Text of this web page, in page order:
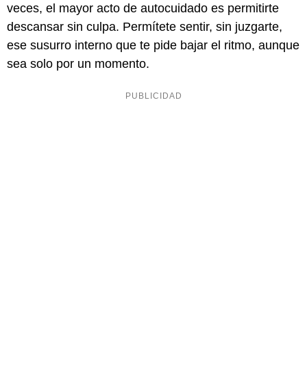
veces, el mayor acto de autocuidado es permitirte
descansar sin culpa. Permítete sentir, sin juzgarte,
ese susurro interno que te pide bajar el ritmo, aunque
sea solo por un momento.